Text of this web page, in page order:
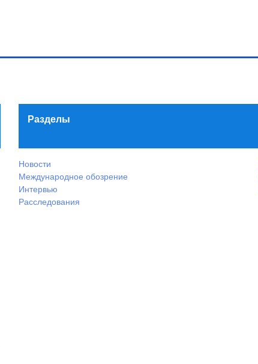
Разделы
Новости
Международное обозрение
Интервью
Расследования